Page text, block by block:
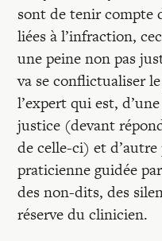
sont de tenir compte
liées à l’infraction,
une peine non pas
va se conflictualiser
l’expert qui est,
justice (devant
de celle-ci) et
praticienne guidée
des non-dits, des
réserve du clinicien.